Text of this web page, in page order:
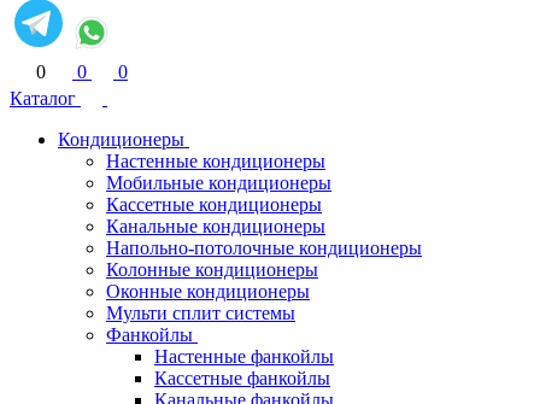
0 0
0
Каталог
Кондиционеры
Настенные кондиционеры
Мобильные кондиционеры
Кассетные кондиционеры
Канальные кондиционеры
Напольно-потолочные кондиционеры
Колонные кондиционеры
Оконные кондиционеры
Мульти сплит системы
Фанкойлы
Настенные фанкойлы
Кассетные фанкойлы
Канальные фанкойлы